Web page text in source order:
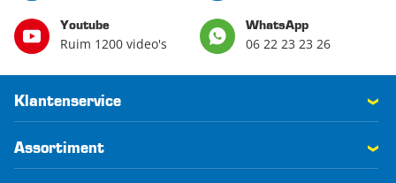
Youtube
Ruim 1200 video's
WhatsApp
06 22 23 23 26
Klantenservice
Assortiment